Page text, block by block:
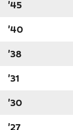
'45
'40
'38
'31
'30
'27